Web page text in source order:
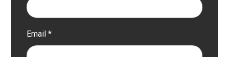
Email*